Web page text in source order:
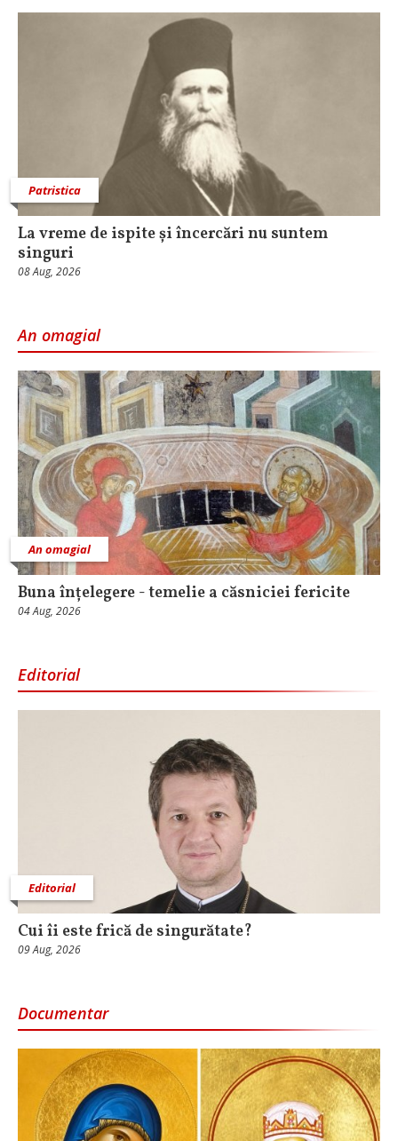
Patristica
La vreme de ispite și încercări nu suntem
singuri
08 Aug, 2026
An omagial
An omagial
Buna înțelegere - temelie a căsniciei fericite
04 Aug, 2026
Editorial
Editorial
Cui îi este frică de singurătate?
09 Aug, 2026
Documentar